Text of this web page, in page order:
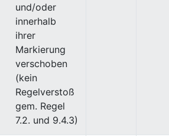
und/oder
innerhalb
ihrer
Markierung
verschoben
(kein
Regelverstoß
gem. Regel
7.2. und 9.4.3)